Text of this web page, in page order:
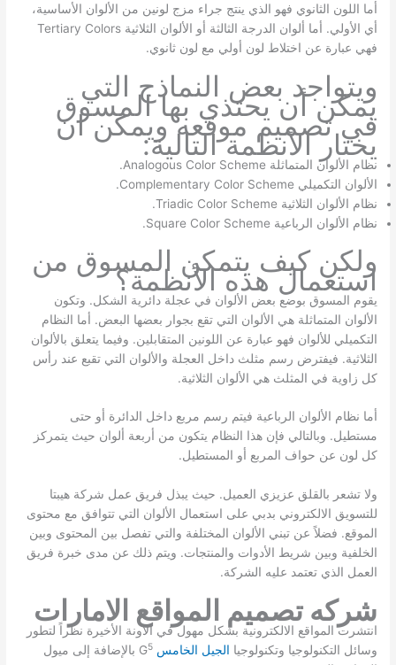
أما اللون الثانوي فهو الذي ينتج جراء مزج لونين من الألوان الأساسية،
أي الأولي. أما ألوان الدرجة الثالثة أو الألوان الثلاثية Tertiary Colors
فهي عبارة عن اختلاط لون أولي مع لون ثانوي.
ويتواجد بعض النماذج التي
يمكن أن يحتذي بها المسوق
في تصميم موقعه ويمكن ان
يختار الأنظمة التالية:
نظام الألوان المتماثلة Analogous Color Scheme.
الألوان التكميلي Complementary Color Scheme.
نظام الألوان الثلاثية Triadic Color Scheme.
نظام الألوان الرباعية Square Color Scheme.
ولكن كيف يتمكن المسوق من
استعمال هذه الأنظمة؟
يقوم المسوق بوضع بعض الألوان في عجلة دائرية الشكل. وتكون
الألوان المتماثلة هي الألوان التي تقع بجوار بعضها البعض. أما النظام
التكميلي للألوان فهو عبارة عن اللونين المتقابلين. وفيما يتعلق بالألوان
الثلاثية. فيفترض رسم مثلث داخل العجلة والألوان التي تقبع عند رأس
كل زاوية في المثلث هي الألوان الثلاثية.
أما نظام الألوان الرباعية فيتم رسم مربع داخل الدائرة أو حتى
مستطيل. وبالتالي فإن هذا النظام يتكون من أربعة ألوان حيث يتمركز
كل لون عن حواف المربع أو المستطيل.
ولا تشعر بالقلق عزيزي العميل. حيث يبذل فريق عمل شركة هيبتا
للتسويق الالكتروني بدبي على استعمال الألوان التي تتوافق مع محتوى
الموقع. فضلاً عن تبني الألوان المختلفة والتي تفصل بين المحتوى وبين
الخلفية وبين شريط الأدوات والمنتجات. ويتم ذلك عن مدى خبرة فريق
العمل الذي تعتمد عليه الشركة.
شركه تصميم المواقع الامارات
انتشرت المواقع الالكترونية بشكل مهول في الآونة الأخيرة نظراً لتطور
وسائل التكنولوجيا وتكنولوجيا الجيل الخامس G
5
بالإضافة إلى ميول